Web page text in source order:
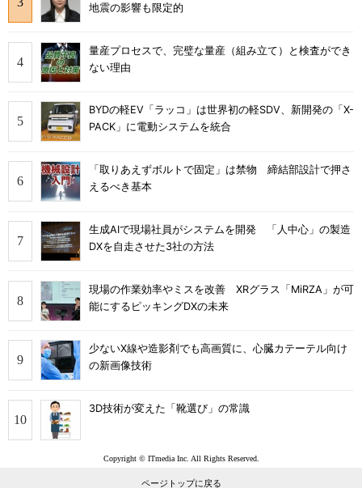
地震の影響も限定的
量産プロセスで、完璧な量産（組み立て）と検査ができ
ない理由
BYDの軽EV「ラッコ」は世界初の軽SDV、新開発の「X-
PACK」に電動システムを統合
「取りあえずボルトで固定」は禁物 締結部設計で押さ
えるべき基本
生成AIで現場社員がシステムを開発 「人中心」の製造
DXを自走させた3社の方法
現場の作業効率やミスを改善 XRグラス「MiRZA」が可
能にするピッキングDXの未来
少ないX線や造影剤でも高画質に、心臓カテーテル向け
の新画像技術
3D技術が変えた「靴選び」の常識
Copyright © ITmedia Inc. All Rights Reserved.
ページトップに戻る